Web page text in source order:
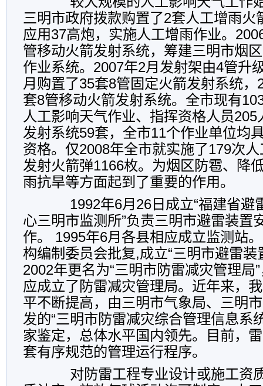
三明市政府拨款购置了2套人工增雨火
应用37高炮，实施人工增雨作业。
管移动火箭发射系统，筹建三明市烟
作业系统。 2007年2月发射架由4管升
月购置了35套8管固定火箭发射系统，
套8管移动火箭发射系统。全市现有
人工影响天气作业、指挥资格人员205
发射系统59套，全市11个作业单位均
资格。仅2008年全市就实施了179次
发射火箭弹1166枚。为烟区防雹、降
雨抗旱等方面起到了重要的作用。
1992年6月 26 日 成立“福建省避
心三明市监测所”负责三明市避雷装置
作。
1995年6月各县相应成立监测站。
构编制委员会批复,成立“三明市避雷
2002年更名为“三明市防雷减灾管理局
应成立了防雷减灾管理局。近年来，
平不断提高， 由三明市气象局、三明
发的“三明市防雷减灾综合管理信息系
家鉴定，总体水平国内领先。目前，
套有序规范的管理运行程序。
对防雷工程专业设计或施工资